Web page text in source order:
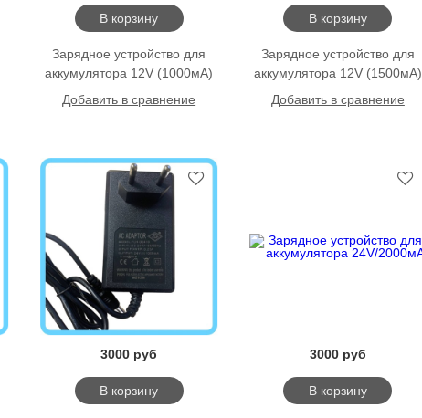
В корзину
Зарядное уcтройство для
аккумулятора 12V (1000мА)
Добавить в сравнение
В корзину
Зарядное уcтройство для
аккумулятора 12V (1500мА)
Добавить в сравнение
3000 руб
В корзину
3000 руб
В корзину